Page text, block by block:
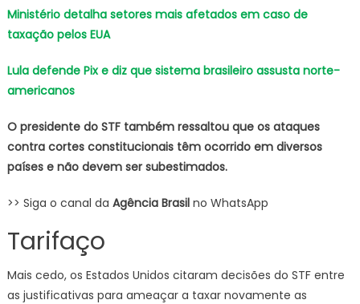
Ministério detalha setores mais afetados em caso de
taxação pelos EUA
Lula defende Pix e diz que sistema brasileiro assusta norte-
americanos
O presidente do STF também ressaltou que os ataques
contra cortes constitucionais têm ocorrido em diversos
países e não devem ser subestimados.
>> Siga o canal da Agência Brasil no WhatsApp
Tarifaço
Mais cedo, os Estados Unidos citaram decisões do STF entre
as justificativas para ameaçar a taxar novamente as